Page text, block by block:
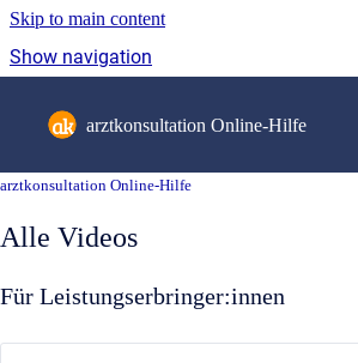
Skip to main content
Show navigation
arztkonsultation Online-Hilfe
arztkonsultation Online-Hilfe
Alle Videos
Für Leistungserbringer:innen